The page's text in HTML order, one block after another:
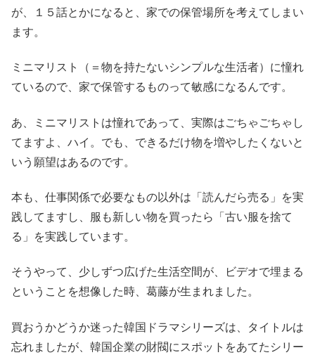
が、１５話とかになると、家での保管場所を考えてしまい
ます。
ミニマリスト（＝物を持たないシンプルな生活者）に憧れ
ているので、家で保管するものって敏感になるんです。
あ、ミニマリストは憧れであって、実際はごちゃごちゃし
てますよ、ハイ。でも、できるだけ物を増やしたくないと
いう願望はあるのです。
本も、仕事関係で必要なもの以外は「読んだら売る」を実
践してますし、服も新しい物を買ったら「古い服を捨て
る」を実践しています。
そうやって、少しずつ広げた生活空間が、ビデオで埋まる
ということを想像した時、葛藤が生まれました。
買おうかどうか迷った韓国ドラマシリーズは、タイトルは
忘れましたが、韓国企業の財閥にスポットをあてたシリー